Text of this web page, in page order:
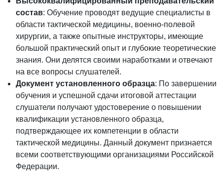
состав: Обучение проводят ведущие специалисты в
области тактической медицины, военно-полевой
хирургии, а также опытные инструкторы, имеющие
большой практический опыт и глубокие теоретические
знания. Они делятся своими наработками и отвечают
на все вопросы слушателей.
Документ установленного образца: По завершении
обучения и успешной сдачи итоговой аттестации
слушатели получают удостоверение о повышении
квалификации установленного образца,
подтверждающее их компетенции в области
тактической медицины. Данный документ признается
всеми соответствующими организациями Российской
Федерации.